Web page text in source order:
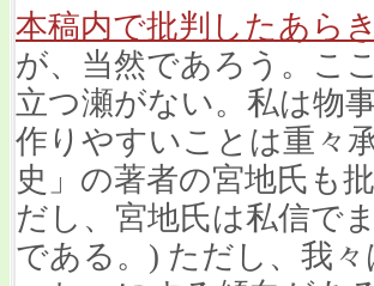
本稿内で批判したあら
が、当然であろう。こ
立つ瀬がない。私は物
作りやすいことは重々
史」の著者の宮地氏も
だし、宮地氏は私信で
である。) ただし、我